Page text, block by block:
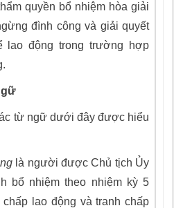
quyền bổ nhiệm hòa giải
đình công và giải quyết
lao động trong trường hợp
từ ngữ dưới đây được hiểu
là người được Chủ tịch Ủy
bổ nhiệm theo nhiệm kỳ 5
lao động và tranh chấp